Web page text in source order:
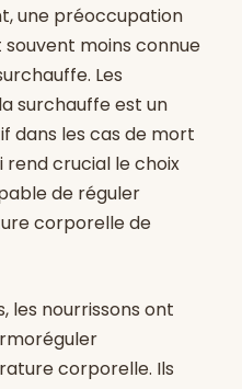
une préoccupation
moins connue
Les
surchauffe est un
dans les cas de mort
rend crucial le choix
de réguler
corporelle de
les nourrissons ont
corporelle. Ils